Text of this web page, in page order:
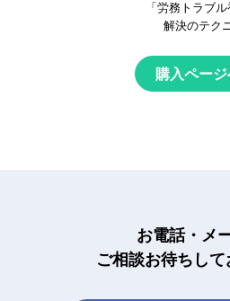
「労務トラブ
解決のテク
購入ペー
お電話・メ
ご相談お待ちして